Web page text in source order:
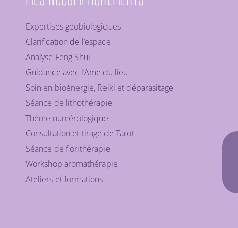
Expertises géobiologiques
Clarification de l’espace
Analyse Feng Shui
Guidance avec l’Ame du lieu
Soin en bioénergie, Reiki et déparasitage
Séance de lithothérapie
Thème numérologique
Consultation et tirage de Tarot
Séance de florithérapie
Workshop aromathérapie
Ateliers et formations